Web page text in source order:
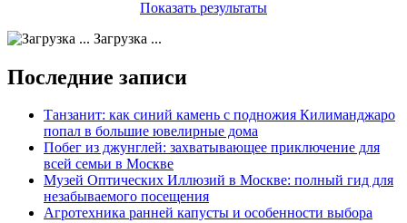
Показать результаты
Загрузка ...
Последние записи
Танзанит: как синий камень с подножия Килиманджаро
попал в большие ювелирные дома
Побег из джунглей: захватывающее приключение для
всей семьи в Москве
Музей Оптических Иллюзий в Москве: полный гид для
незабываемого посещения
Агротехника ранней капусты и особенности выбора